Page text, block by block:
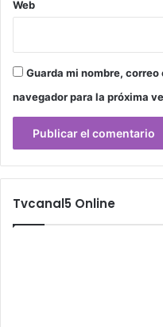
Web
Guarda mi nombre,
navegador para la próxima
Tvcanal5 Online